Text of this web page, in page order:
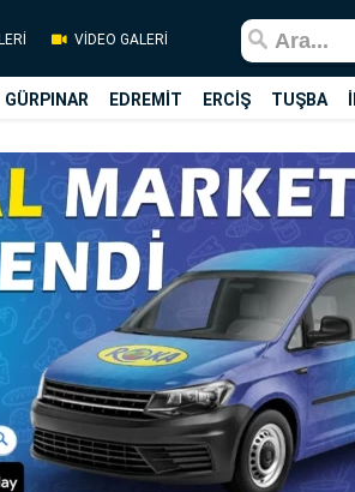
VİDEO GALERİ
GÜRPINAR EDREMİT ERCİŞ TUŞBA